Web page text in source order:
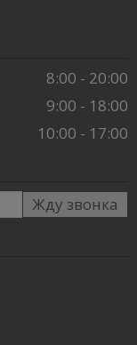
8:00 - 20:00
9:00 - 18:00
10:00 - 17:00
Жду звонка